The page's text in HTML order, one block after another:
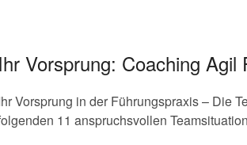
Ihr Vorsprung: Coaching
Vorsprung in der Führungspraxis – Die
11 anspruchsvollen